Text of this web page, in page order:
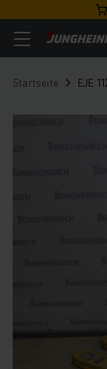
Startseite EJE